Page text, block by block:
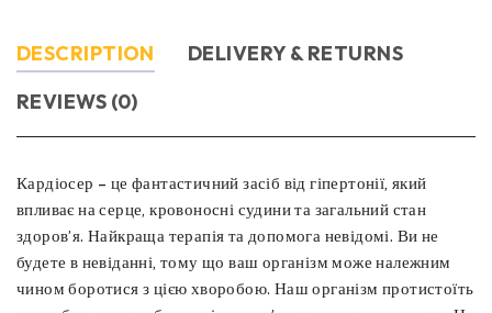
DESCRIPTION
DELIVERY & RETURNS
REVIEWS (0)
Кардіосер – це фантастичний засіб від гіпертонії, який
впливає на серце, кровоносні судини та загальний стан
здоров’я. Найкраща терапія та допомога невідомі. Ви не
будете в невіданні, тому що ваш організм може належним
чином боротися з цією хворобою. Наш організм протистоїть